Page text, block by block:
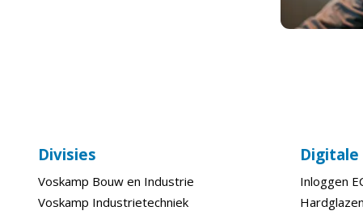
Divisies
Voskamp Bouw en Industrie
Voskamp Industrietechniek
Digitale
Inloggen